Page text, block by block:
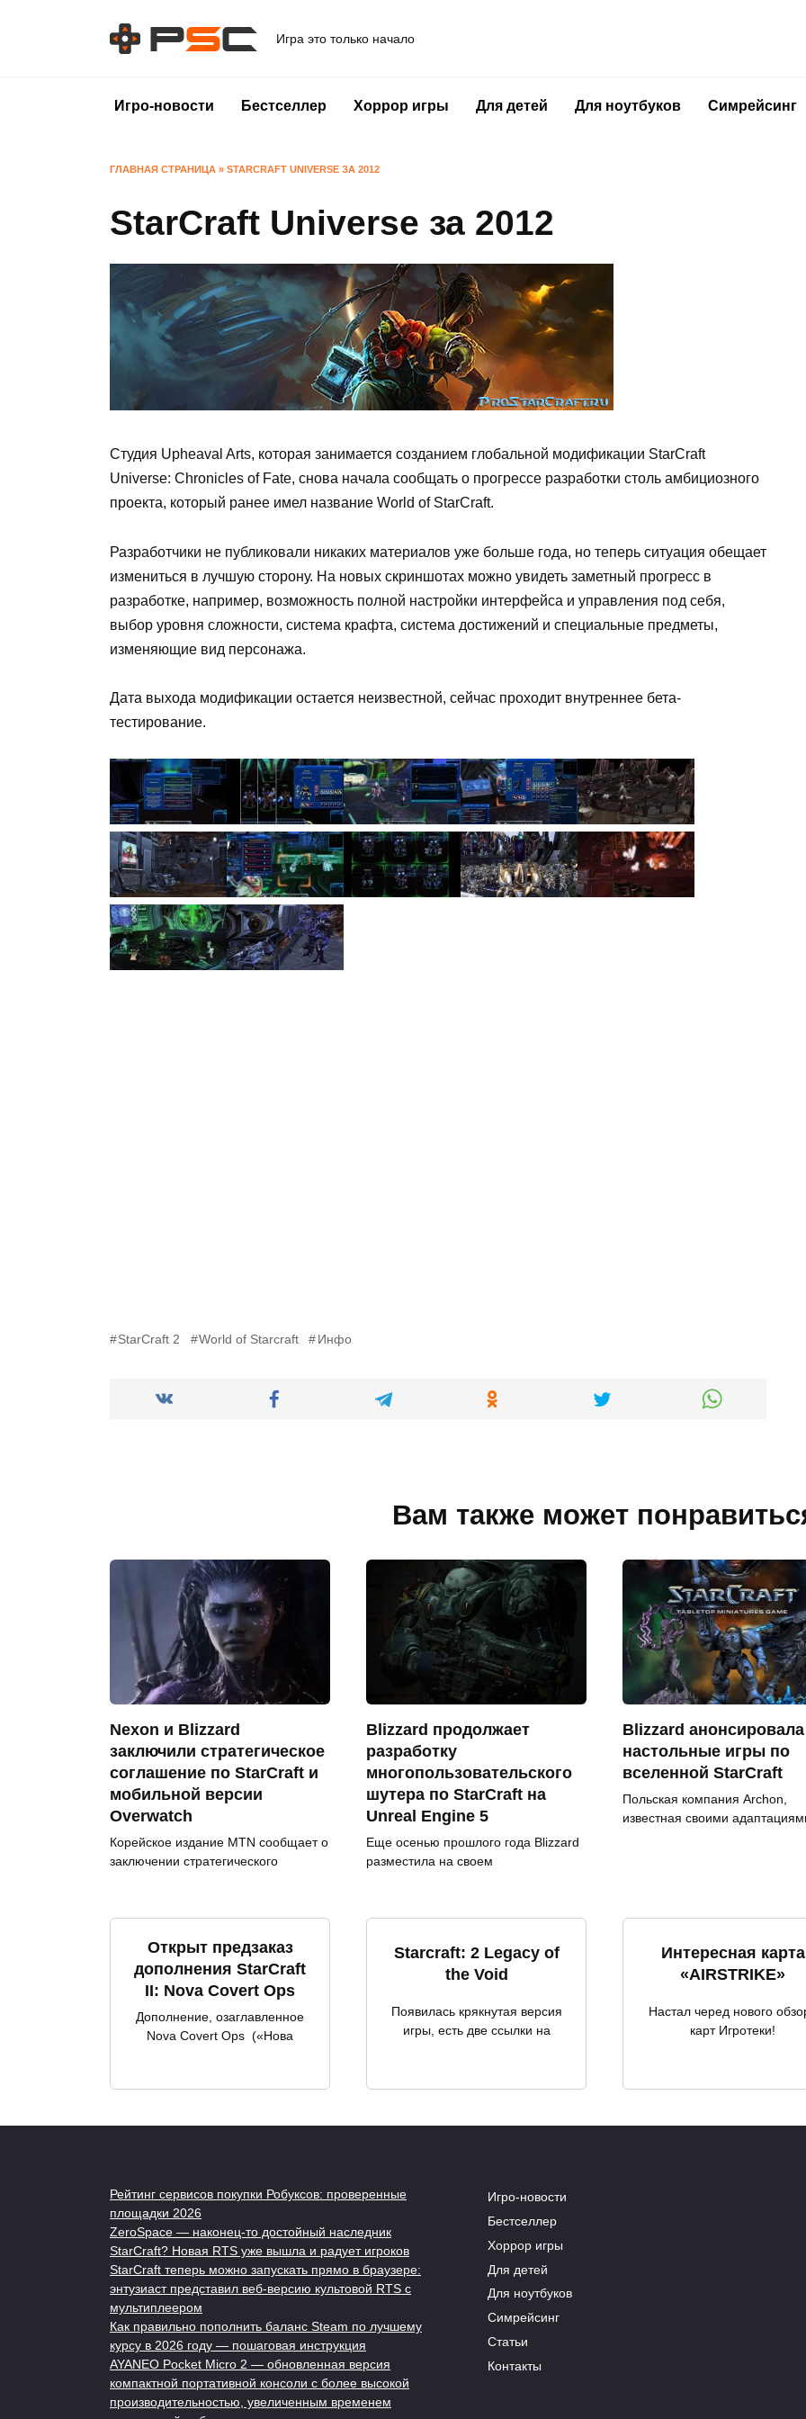
Игра это только начало
Игро-новости Бестселлер Хоррор игры Для детей Для ноутбуков Симрейсинг
ГЛАВНАЯ СТРАНИЦА » STARCRAFT UNIVERSE ЗА 2012
StarCraft Universe за 2012
Студия Upheaval Arts, которая занимается созданием глобальной модификации StarCraft
Universe: Chronicles of Fate, снова начала сообщать о прогрессе разработки столь амбициозного
проекта, который ранее имел название World of StarCraft.
Разработчики не публиковали никаких материалов уже больше года, но теперь ситуация обещает
измениться в лучшую сторону. На новых скриншотах можно увидеть заметный прогресс в
разработке, например, возможность полной настройки интерфейса и управления под себя,
выбор уровня сложности, система крафта, система достижений и специальные предметы,
изменяющие вид персонажа.
Дата выхода модификации остается неизвестной, сейчас проходит внутреннее бета-
тестирование.
StarCraft 2 World of Starcraft Инфо
Вам также может
Nexon и Blizzard
заключили стратегическое
соглашение по StarCraft и
мобильной версии
Overwatch
Корейское издание MTN сообщает о
заключении стратегического
Blizzard продолжает
разработку
многопользовательского
шутера по StarCraft на
Unreal Engine 5
Еще осенью прошлого года Blizzard
разместила на своем
Blizzard
настольные игры по
вселенной StarCraft
Польская компания Archon,
известная своими
Открыт предзаказ
дополнения StarCraft
II: Nova Covert Ops
Дополнение, озаглавленное
Nova Covert Ops («Нова
Starcraft: 2 Legacy of
the Void
Появилась крякнутая версия
игры, есть две ссылки на
Интересная карта
«AIRSTRIKE»
Настал черед нового
карт Игротеки!
Рейтинг сервисов покупки Робуксов: проверенные
площадки 2026
ZeroSpace — наконец-то достойный наследник
StarCraft? Новая RTS уже вышла и радует игроков
StarCraft теперь можно запускать прямо в браузере:
энтузиаст представил веб-версию культовой RTS с
мультиплеером
Как правильно пополнить баланс Steam по лучшему
курсу в 2026 году — пошаговая инструкция
AYANEO Pocket Micro 2 — обновленная версия
компактной портативной консоли с более высокой
производительностью, увеличенным временем
Игро-новости
Бестселлер
Хоррор игры
Для детей
Для ноутбуков
Симрейсинг
Статьи
Контакты